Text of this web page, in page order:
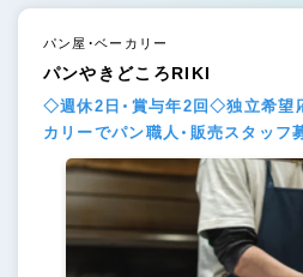
パン屋・ベーカリー
パンやきどころRIKI
◇週休2日・賞与年2回◇独立希望
カリーでパン職人・販売スタッフ